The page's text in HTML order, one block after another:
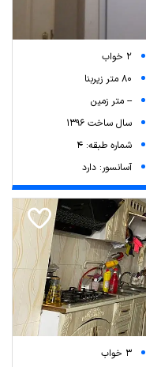
2 خواب
80 متر زیربنا
-- متر زمین
سال ساخت 1396
شماره طبقه: 4
آسانسور: دارد
3 خواب